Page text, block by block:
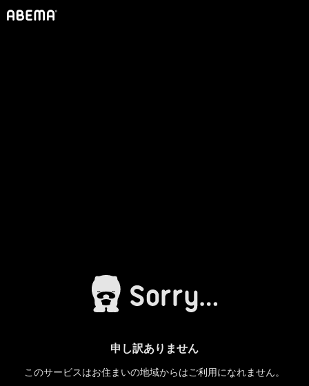
申し訳ありません
このサービスはお住まいの地域からはご利用になれません。